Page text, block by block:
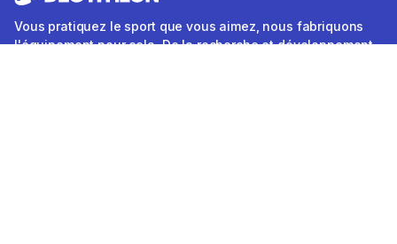
Vous pratiquez le sport que vous aimez, nous fabriquons
l'équipement pour cela. De la recherche et développement